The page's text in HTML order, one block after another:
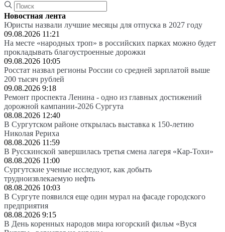
Новостная лента
Юристы назвали лучшие месяцы для отпуска в 2027 году
09.08.2026 11:21
На месте «народных троп» в российских парках можно будет
прокладывать благоустроенные дорожки
09.08.2026 10:05
Росстат назвал регионы России со средней зарплатой выше
200 тысяч рублей
09.08.2026 9:18
Ремонт проспекта Ленина - одно из главных достижений
дорожной кампании-2026 Сургута
08.08.2026 12:40
В Сургутском районе открылась выставка к 150-летию
Николая Рериха
08.08.2026 11:59
В Русскинской завершилась третья смена лагеря «Кар-Тохи»
08.08.2026 11:00
Сургутские ученые исследуют, как добыть
трудноизвлекаемую нефть
08.08.2026 10:03
В Сургуте появился еще один мурал на фасаде городского
предприятия
08.08.2026 9:15
В День коренных народов мира югорский фильм «Вуся